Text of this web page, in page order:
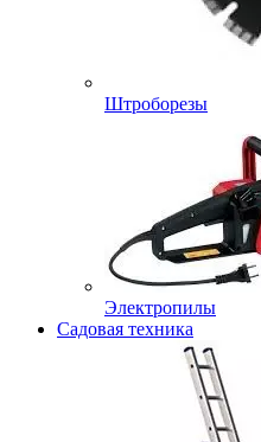
Штроборезы
Электропилы
Садовая техника